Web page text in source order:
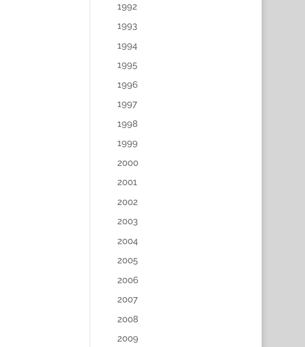
1992
1993
1994
1995
1996
1997
1998
1999
2000
2001
2002
2003
2004
2005
2006
2007
2008
2009